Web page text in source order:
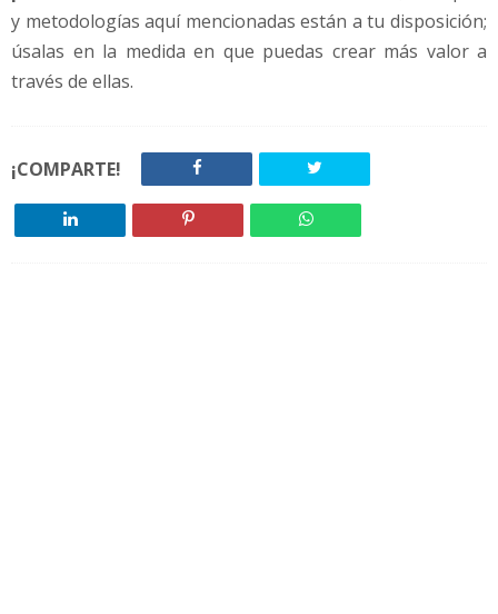
y metodologías aquí mencionadas están a tu disposición;
úsalas en la medida en que puedas crear más valor a
través de ellas.
¡COMPARTE!